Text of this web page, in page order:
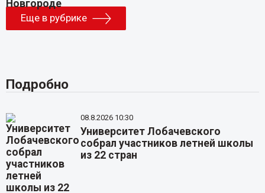
Еще в рубрике
Подробно
08.8.2026 10:30
Университет Лобачевского
собрал участников летней школы
из 22 стран